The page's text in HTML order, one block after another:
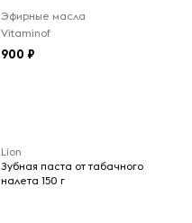
Эфирные масла
Vitaminof
900
Lion
Зубная паста от табачного
налета 150 г